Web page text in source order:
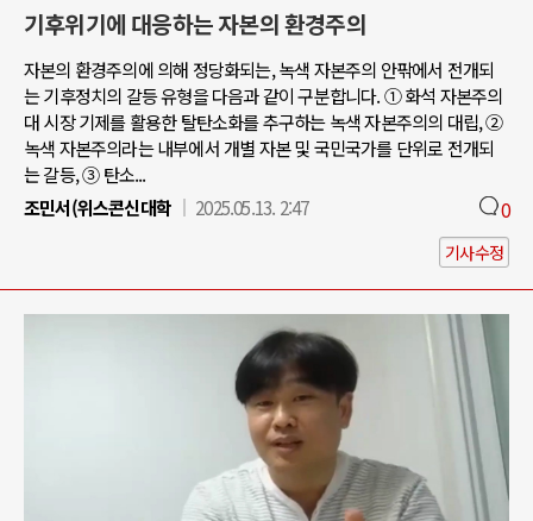
기후위기에 대응하는 자본의 환경주의
자본의 환경주의에 의해 정당화되는, 녹색 자본주의 안팎에서 전개되
는 기후정치의 갈등 유형을 다음과 같이 구분합니다. ① 화석 자본주의
대 시장 기제를 활용한 탈탄소화를 추구하는 녹색 자본주의의 대립, ②
녹색 자본주의라는 내부에서 개별 자본 및 국민국가를 단위로 전개되
는 갈등, ③ 탄소...
조민서(위스콘신대학
2025.05.13. 2:47 0
기사수정